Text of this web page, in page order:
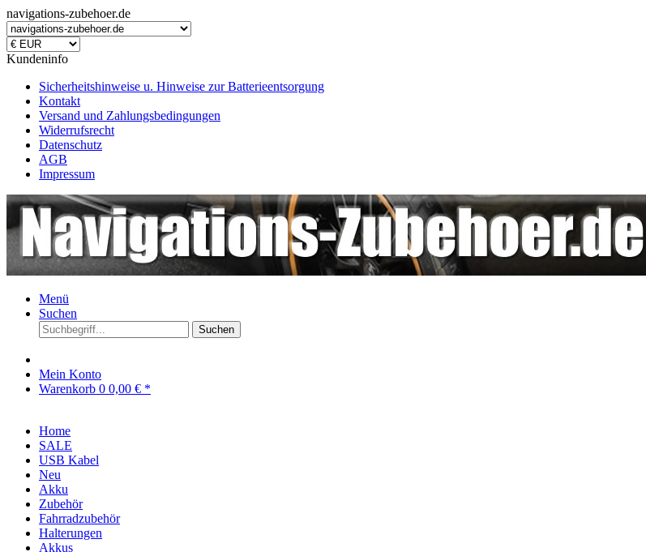
navigations-zubehoer.de
Kundeninfo
Sicherheitshinweise u. Hinweise zur Batterieentsorgung
Kontakt
Versand und Zahlungsbedingungen
Widerrufsrecht
Datenschutz
AGB
Impressum
Menü
Suchen
Suchen
Mein Konto
Warenkorb 0 0,00 € *
Home
SALE
USB Kabel
Neu
Akku
Zubehör
Fahrradzubehör
Halterungen
Akkus